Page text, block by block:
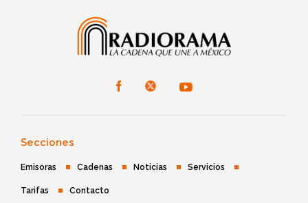
Secciones
Emisoras Cadenas Noticias Servicios
Tarifas Contacto